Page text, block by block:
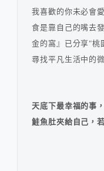
我喜歡的你未必會
食是靠自己的嘴去
金的窩』已分享"桃
尋找平凡生活中的
天底下最幸福的事
鮭魚肚夾給自己，